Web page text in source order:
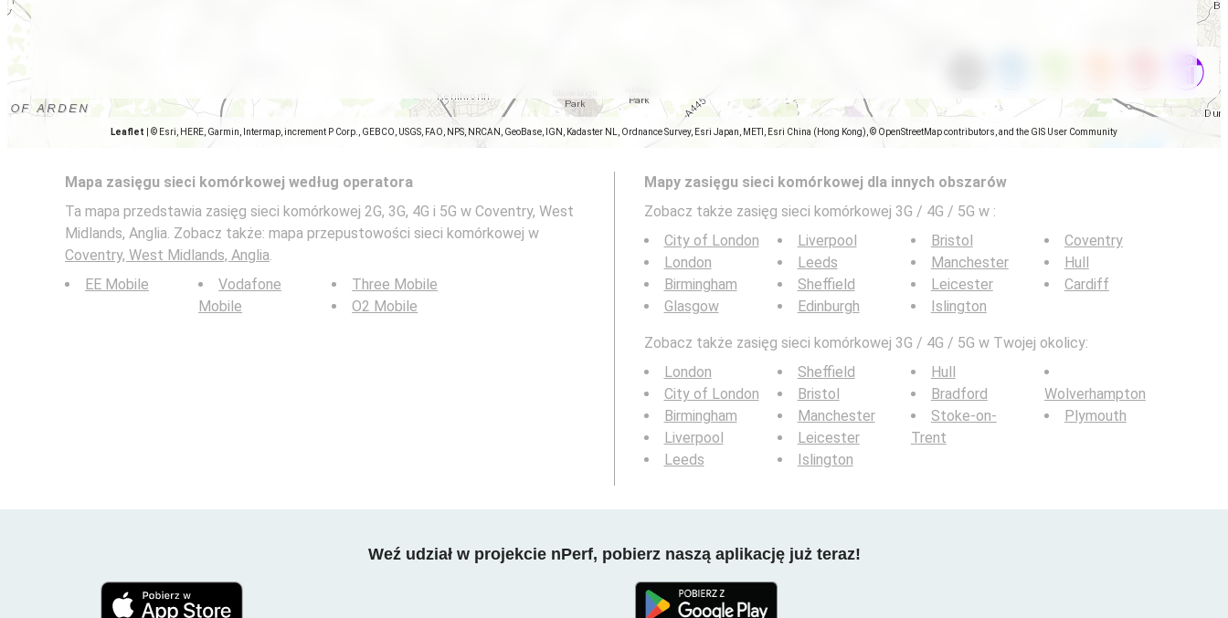
Leaflet © Esri, HERE, Garmin, Intermap, increment P Corp., GEBCO, USGS, FAO, NPS, NRCAN, GeoBase, IGN, Kadaster NL, Ordnance Survey, Esri Japan, METI, Esri China (Hong Kong), © OpenStreetMap contributors, and the GIS User Community
Mapa zasięgu sieci komórkowej według operatora
Ta mapa przedstawia zasięg sieci komórkowej 2G, 3G, 4G i 5G w Coventry, West
Midlands, Anglia. Zobacz także: mapa przepustowości sieci komórkowej w
Coventry, West Midlands, Anglia.
EE Mobile
Vodafone
Mobile
Three Mobile
O2 Mobile
Mapy zasięgu sieci komórkowej dla innych obszarów
Zobacz także zasięg sieci komórkowej 3G / 4G / 5G w :
City of London
London
Birmingham
Glasgow
Liverpool
Leeds
Sheffield
Edinburgh
Bristol
Manchester
Leicester
Islington
Coventry
Hull
Cardiff
Zobacz także zasięg sieci komórkowej 3G / 4G / 5G w Twojej okolicy:
London
City of London
Birmingham
Liverpool
Leeds
Sheffield
Bristol
Manchester
Leicester
Islington
Hull
Bradford
Stoke-on-
Trent
Wolverhampton
Plymouth
Weź udział w projekcie nPerf, pobierz naszą aplikację już teraz!